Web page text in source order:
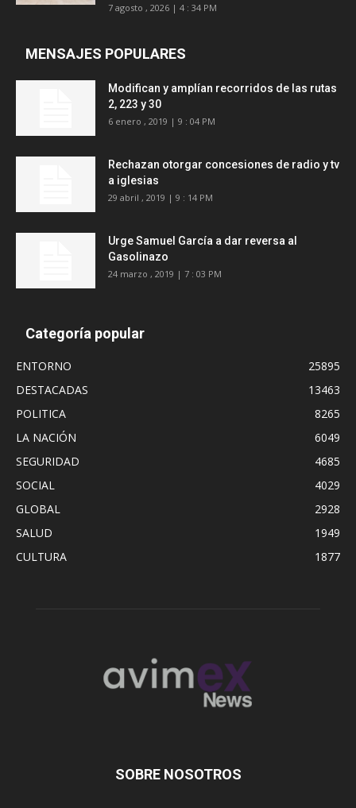
7 agosto , 2026 | 4 : 34 PM
MENSAJES POPULARES
Modifican y amplían recorridos de las rutas
2, 223 y 30
6 enero , 2019 | 9 : 04 PM
Rechazan otorgar concesiones de radio y tv
a iglesias
29 abril , 2019 | 9 : 14 PM
Urge Samuel García a dar reversa al
Gasolinazo
24 marzo , 2019 | 7 : 03 PM
Categoría popular
ENTORNO
25895
DESTACADAS
13463
POLITICA
8265
LA NACIÓN
6049
SEGURIDAD
4685
SOCIAL
4029
GLOBAL
2928
SALUD
1949
CULTURA
1877
SOBRE NOSOTROS